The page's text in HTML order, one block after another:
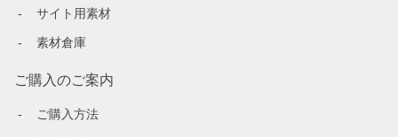
サイト用素材
素材倉庫
ご購入のご案内
ご購入方法